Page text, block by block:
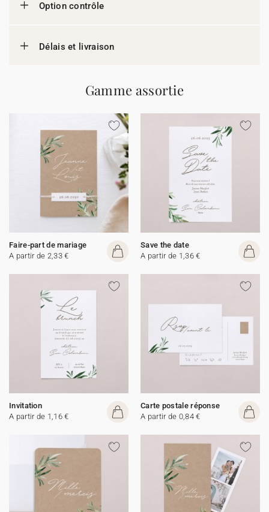
Option contrôle
Délais et livraison
Gamme assortie
Faire-part de mariage
A partir de 2,33 €
Save the date
A partir de 1,36 €
Invitation
A partir de 1,16 €
Carte postale réponse
A partir de 0,84 €